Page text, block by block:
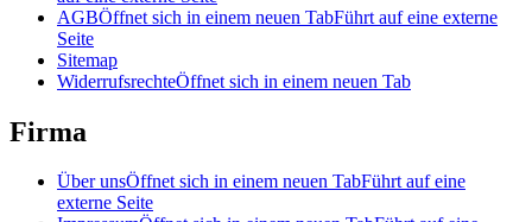
AGBÖffnet sich in einem neuen TabFührt auf eine externe
Seite
Sitemap
WiderrufsrechteÖffnet sich in einem neuen Tab
Firma
Über unsÖffnet sich in einem neuen TabFührt auf eine
externe Seite